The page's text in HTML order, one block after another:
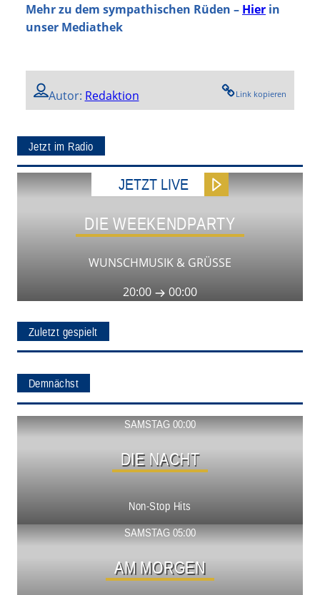
Mehr zu dem sympathischen Rüden – Hier in
unser Mediathek
Autor: Redaktion Link kopieren
Jetzt im Radio
JETZT LIVE
DIE WEEKENDPARTY
WUNSCHMUSIK & GRÜSSE
20:00
00:00
Zuletzt gespielt
Demnächst
SAMSTAG 00:00
DIE NACHT
Non-Stop Hits
Show ansehen
SAMSTAG 05:00
AM MORGEN
Show ansehen